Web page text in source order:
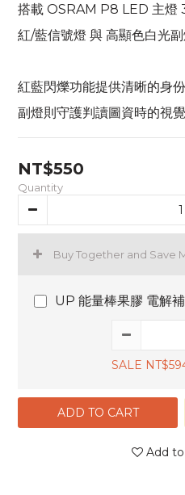
搭載 OSRAM P8 LED 主燈
紅/藍信號燈 與 高顯色白光
紅藍閃爍功能提供清晰的身
副燈則守護判讀圖資時的視
NT$550
Quantity
Buy Together and Save
UP 能量棒果膠 電解
SALE
ADD TO CART
Add